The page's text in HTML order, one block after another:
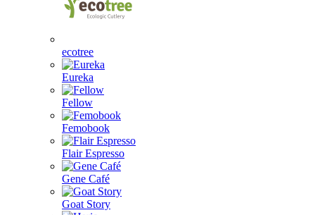
ecotree
Eureka
Fellow
Femobook
Flair Espresso
Gene Café
Goat Story